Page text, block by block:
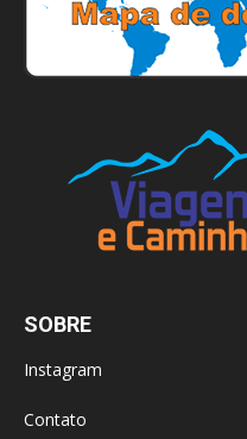
SOBRE
Instagram
Contato